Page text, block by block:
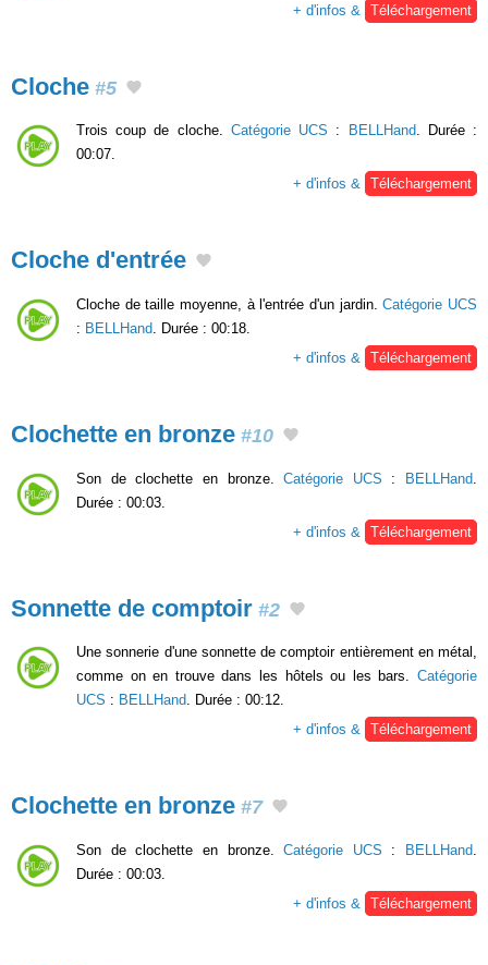
+ d'infos &
Téléchargement
Cloche #5
Trois coup de cloche. Catégorie UCS : BELLHand. Durée :
00:07.
+ d'infos & Téléchargement
Cloche d'entrée
Cloche de taille moyenne, à l'entrée d'un jardin.Catégorie UCS
: BELLHand. Durée : 00:18.
+ d'infos & Téléchargement
Clochette en bronze #10
Son de clochette en bronze.Catégorie UCS : BELLHand
Durée : 00:03.
+ d'infos &
Téléchargement
Sonnette de comptoir #2
Une sonnerie d'une sonnette de comptoir entièrement en métal,
comme on en trouve dans les hôtels ou les bars. Catégorie
UCS : BELLHand. Durée : 00:12.
+ d'infos & Téléchargement
Clochette en bronze #7
Son de clochette en bronze.Catégorie UCS : BELLHand.
Durée : 00:03.
+ d'infos & Téléchargement